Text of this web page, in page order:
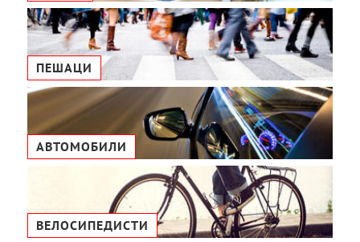
ПЕШАЦИ
АВТОМОБИЛИ
ВЕЛОСИПЕДИСТИ